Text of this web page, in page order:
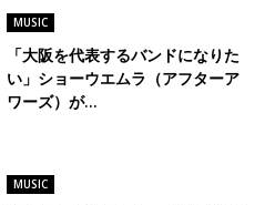
MUSIC
「大阪を代表するバンドになりた
い」ショーウエムラ（アフターア
ワーズ）が…
MUSIC